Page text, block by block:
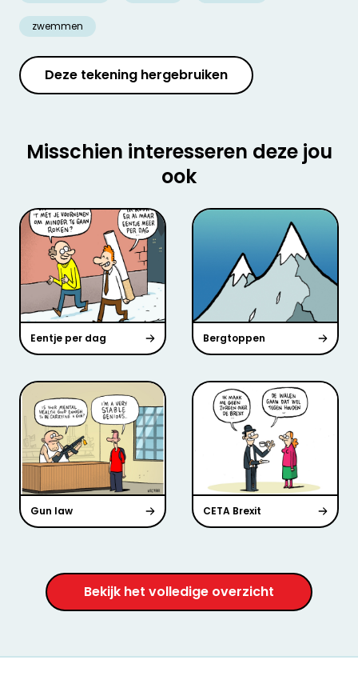
zwemmen
Deze tekening hergebruiken
Misschien interesseren deze jou
ook
Eentje per dag Bergtoppen
Gun law CETA Brexit
Bekijk het volledige overzicht